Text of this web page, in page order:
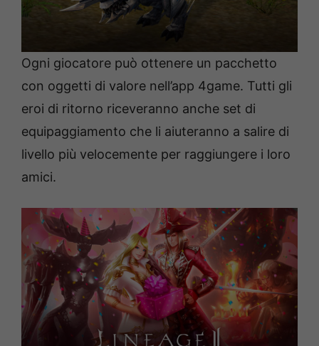
Ogni giocatore può ottenere un pacchetto
con oggetti di valore nell’app 4game. Tutti gli
eroi di ritorno riceveranno anche set di
equipaggiamento che li aiuteranno a salire di
livello più velocemente per raggiungere i loro
amici.